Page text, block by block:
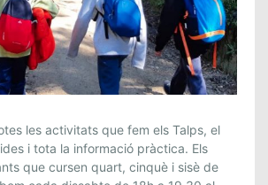
les activitats que fem els Talps, el
i tota la informació pràctica. Els
que cursen quart, cinquè i sisè de